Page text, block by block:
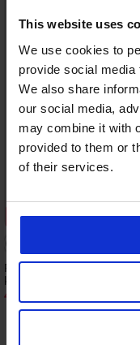
This website uses
We use cookies to
provide social
We also share
our social media,
may combine it with
provided to them or
of their services.
Sleva -50%
Podprsenka Soft Lace II
kostic
450 Kč